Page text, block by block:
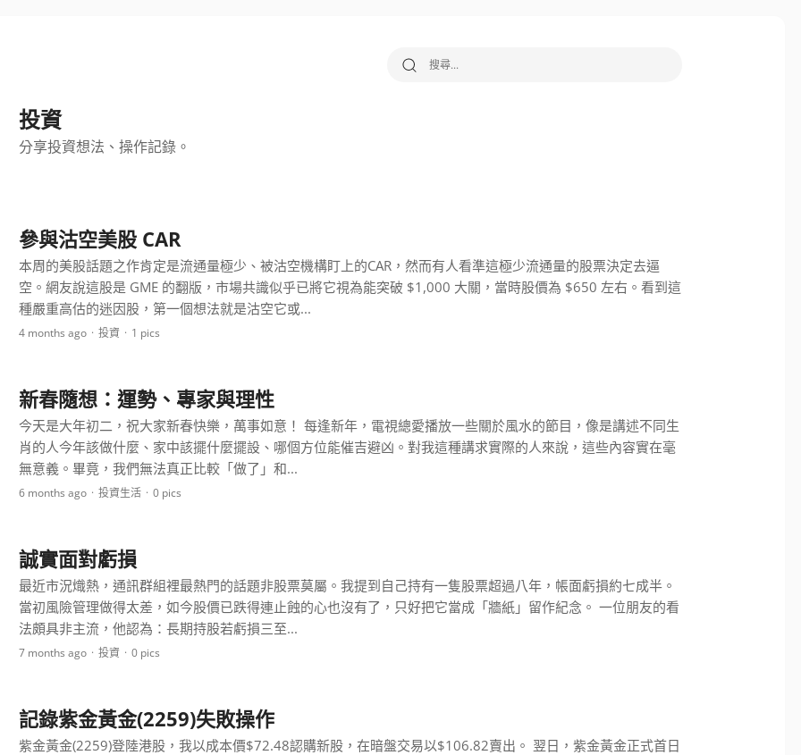
搜尋關鍵字:
投資
分享投資想法、操作記錄。
參與沽空美股 CAR
本周的美股話題之作肯定是流通量極少、被沽空機構盯上的CAR，然而有人看準這極少流通量的股票決定去逼
空。網友說這股是 GME 的翻版，市場共識似乎已將它視為能突破 $1,000 大關，當時股價為 $650 左右。看到這
種嚴重高估的迷因股，第一個想法就是沽空它或...
4 months ago 投資 1 pics
新春隨想：運勢、專家與理性
今天是大年初二，祝大家新春快樂，萬事如意！ 每逢新年，電視總愛播放一些關於風水的節目，像是講述不同生
肖的人今年該做什麼、家中該擺什麼擺設、哪個方位能催吉避凶。對我這種講求實際的人來說，這些內容實在毫
無意義。畢竟，我們無法真正比較「做了」和...
6 months ago 投資生活 0 pics
誠實面對虧損
最近市況熾熱，通訊群組裡最熱門的話題非股票莫屬。我提到自己持有一隻股票超過八年，帳面虧損約七成半。
當初風險管理做得太差，如今股價已跌得連止蝕的心也沒有了，只好把它當成「牆紙」留作紀念。 一位朋友的看
法頗具非主流，他認為：長期持股若虧損三至...
7 months ago 投資 0 pics
記錄紫金黃金(2259)失敗操作
紫金黃金(2259)登陸港股，我以成本價$72.48認購新股，在暗盤交易以$106.82賣出。 翌日，紫金黃金正式首日